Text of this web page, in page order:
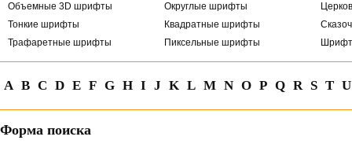
Объемные 3D шрифты
Тонкие шрифты
Трафаретные шрифты
Округлые шрифты
Квадратные шрифты
Пиксельные шрифты
A B C D E F G H I J K L M N O P Q R S T U
Форма поиска